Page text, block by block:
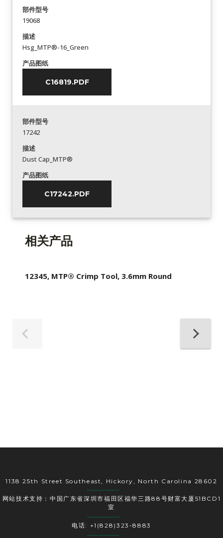
部件型号
19068
描述
Hsg_MTP®-16_Green
产品图纸
C16819.PDF
部件型号
17242
描述
Dust Cap_MTP®
产品图纸
C17242.PDF
相关产品
12345, MTP® Crimp Tool, 3.6mm Round
1138 25th Street Southeast, Hickory, North Carolina 28602
网站技术支持：中国广东省深圳市福田区福华三路88号财富大厦51BCD1
室
电话: +1(828)323-8883